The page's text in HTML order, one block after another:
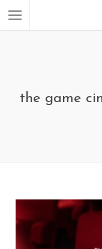
the game